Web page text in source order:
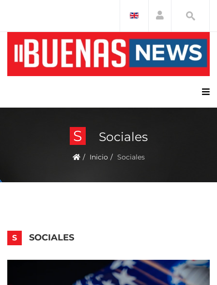
S Sociales
Inicio Sociales
S SOCIALES